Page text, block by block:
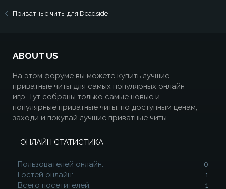
Приватные читы для Deadside
ABOUT US
На этом форуме вы можете купить лучшие
приватные читы для самых популярных онлайн
игр. Тут собраны только самые новые и
популярные приватные читы, по доступным ценам,
заходи и покупай лучшие приватные читы.
ОНЛАЙН СТАТИСТИКА
Пользователей онлайн
0
Гостей онлайн
1
Всего посетителей
1